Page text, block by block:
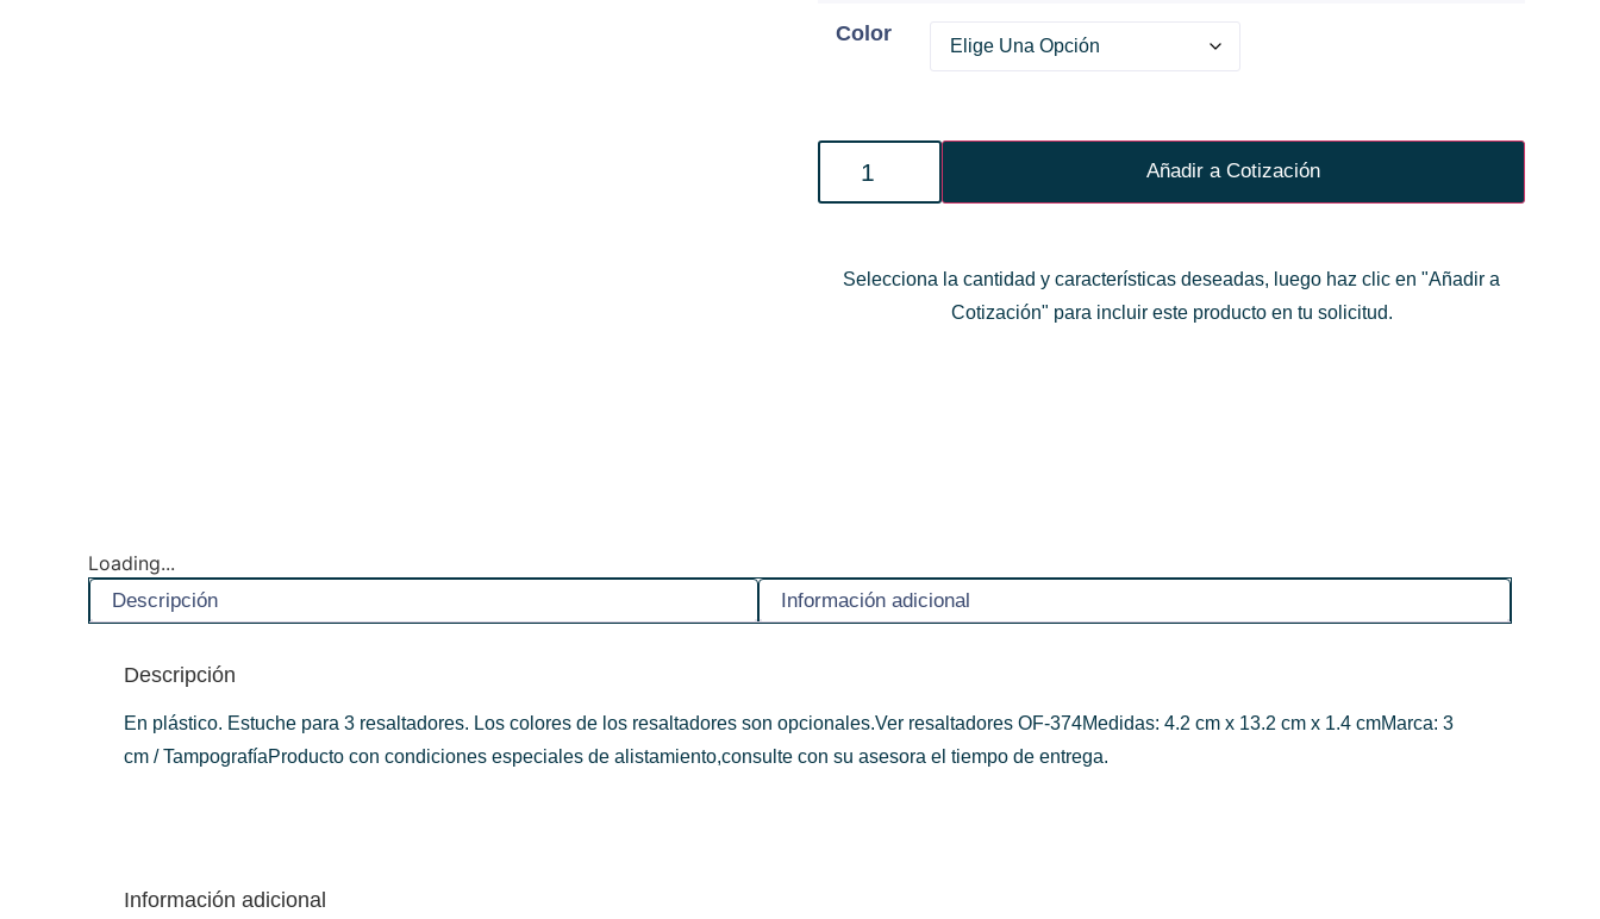
Color
Añadir a Cotización
Selecciona la cantidad y características deseadas, luego haz clic en "Añadir a
Cotización" para incluir este producto en tu solicitud.
Loading...
Descripción Información adicional
Descripción
En plástico. Estuche para 3 resaltadores. Los colores de los resaltadores son opcionales.Ver resaltadores OF-374Medidas: 4.2 cm x 13.2 cm x 1.4 cmMarca: 3
cm / TampografíaProducto con condiciones especiales de alistamiento,consulte con su asesora el tiempo de entrega.
Información adicional